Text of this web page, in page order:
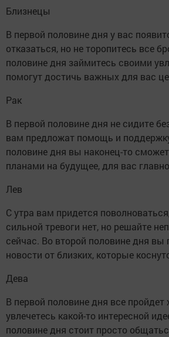
Близнецы
В первой половине дня у вас
отказаться, но не торопитесь все
половине дня займитесь своими
помогут достичь важных для вас
Рак
В первой половине дня не сидите
вам предложат помощь и
половине дня вы наконец-то
планами на будущее, для вас
Лев
С утра вам придется
сильной тревоги нет, но решайте
сейчас. Во второй половине дня вы
новости от близких, которые
Дева
В первой половине дня все
увлечетесь какой-то интересной
половине дня стоит просто